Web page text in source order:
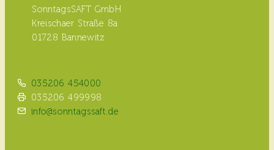
SonntagsSAFT GmbH
Kreischaer Straße 8a
01728 Bannewitz
035206 454000
035206 499998
info@sonntagssaft.de